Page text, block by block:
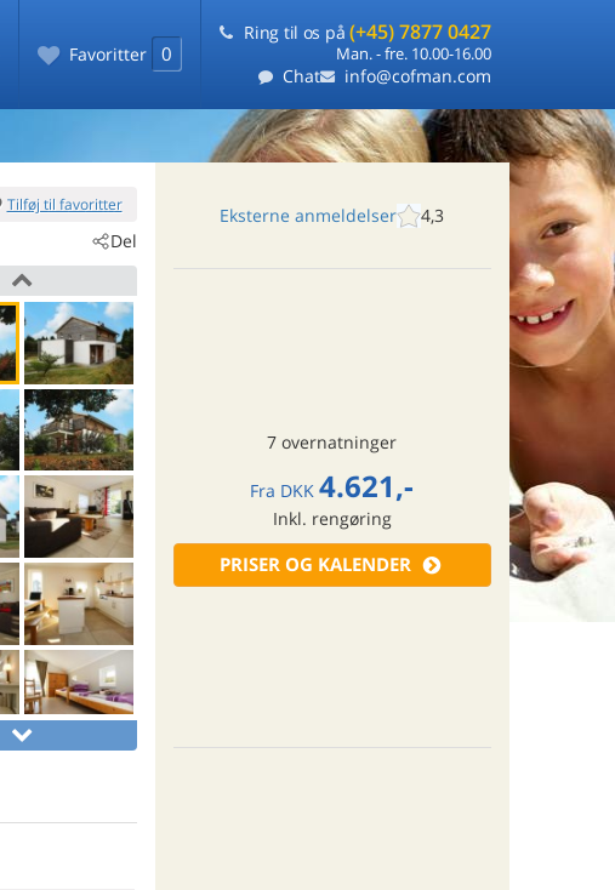
Favoritter 0
Ring til os på (+45) 7877 0427
Man. - fre. 10.00-16.00
Chat info@cofman.com
Tilføj til favoritter
Del
Eksterne anmeldelser 4,3
7 overnatninger
Fra DKK 4.621,-
Inkl. rengøring
PRISER OG KALENDER